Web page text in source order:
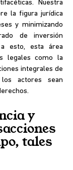
Nuestra
la figura jurídica
y minimizando
de inversión
esto, esta área
legales como la
integrales de
actores sean
y
tales